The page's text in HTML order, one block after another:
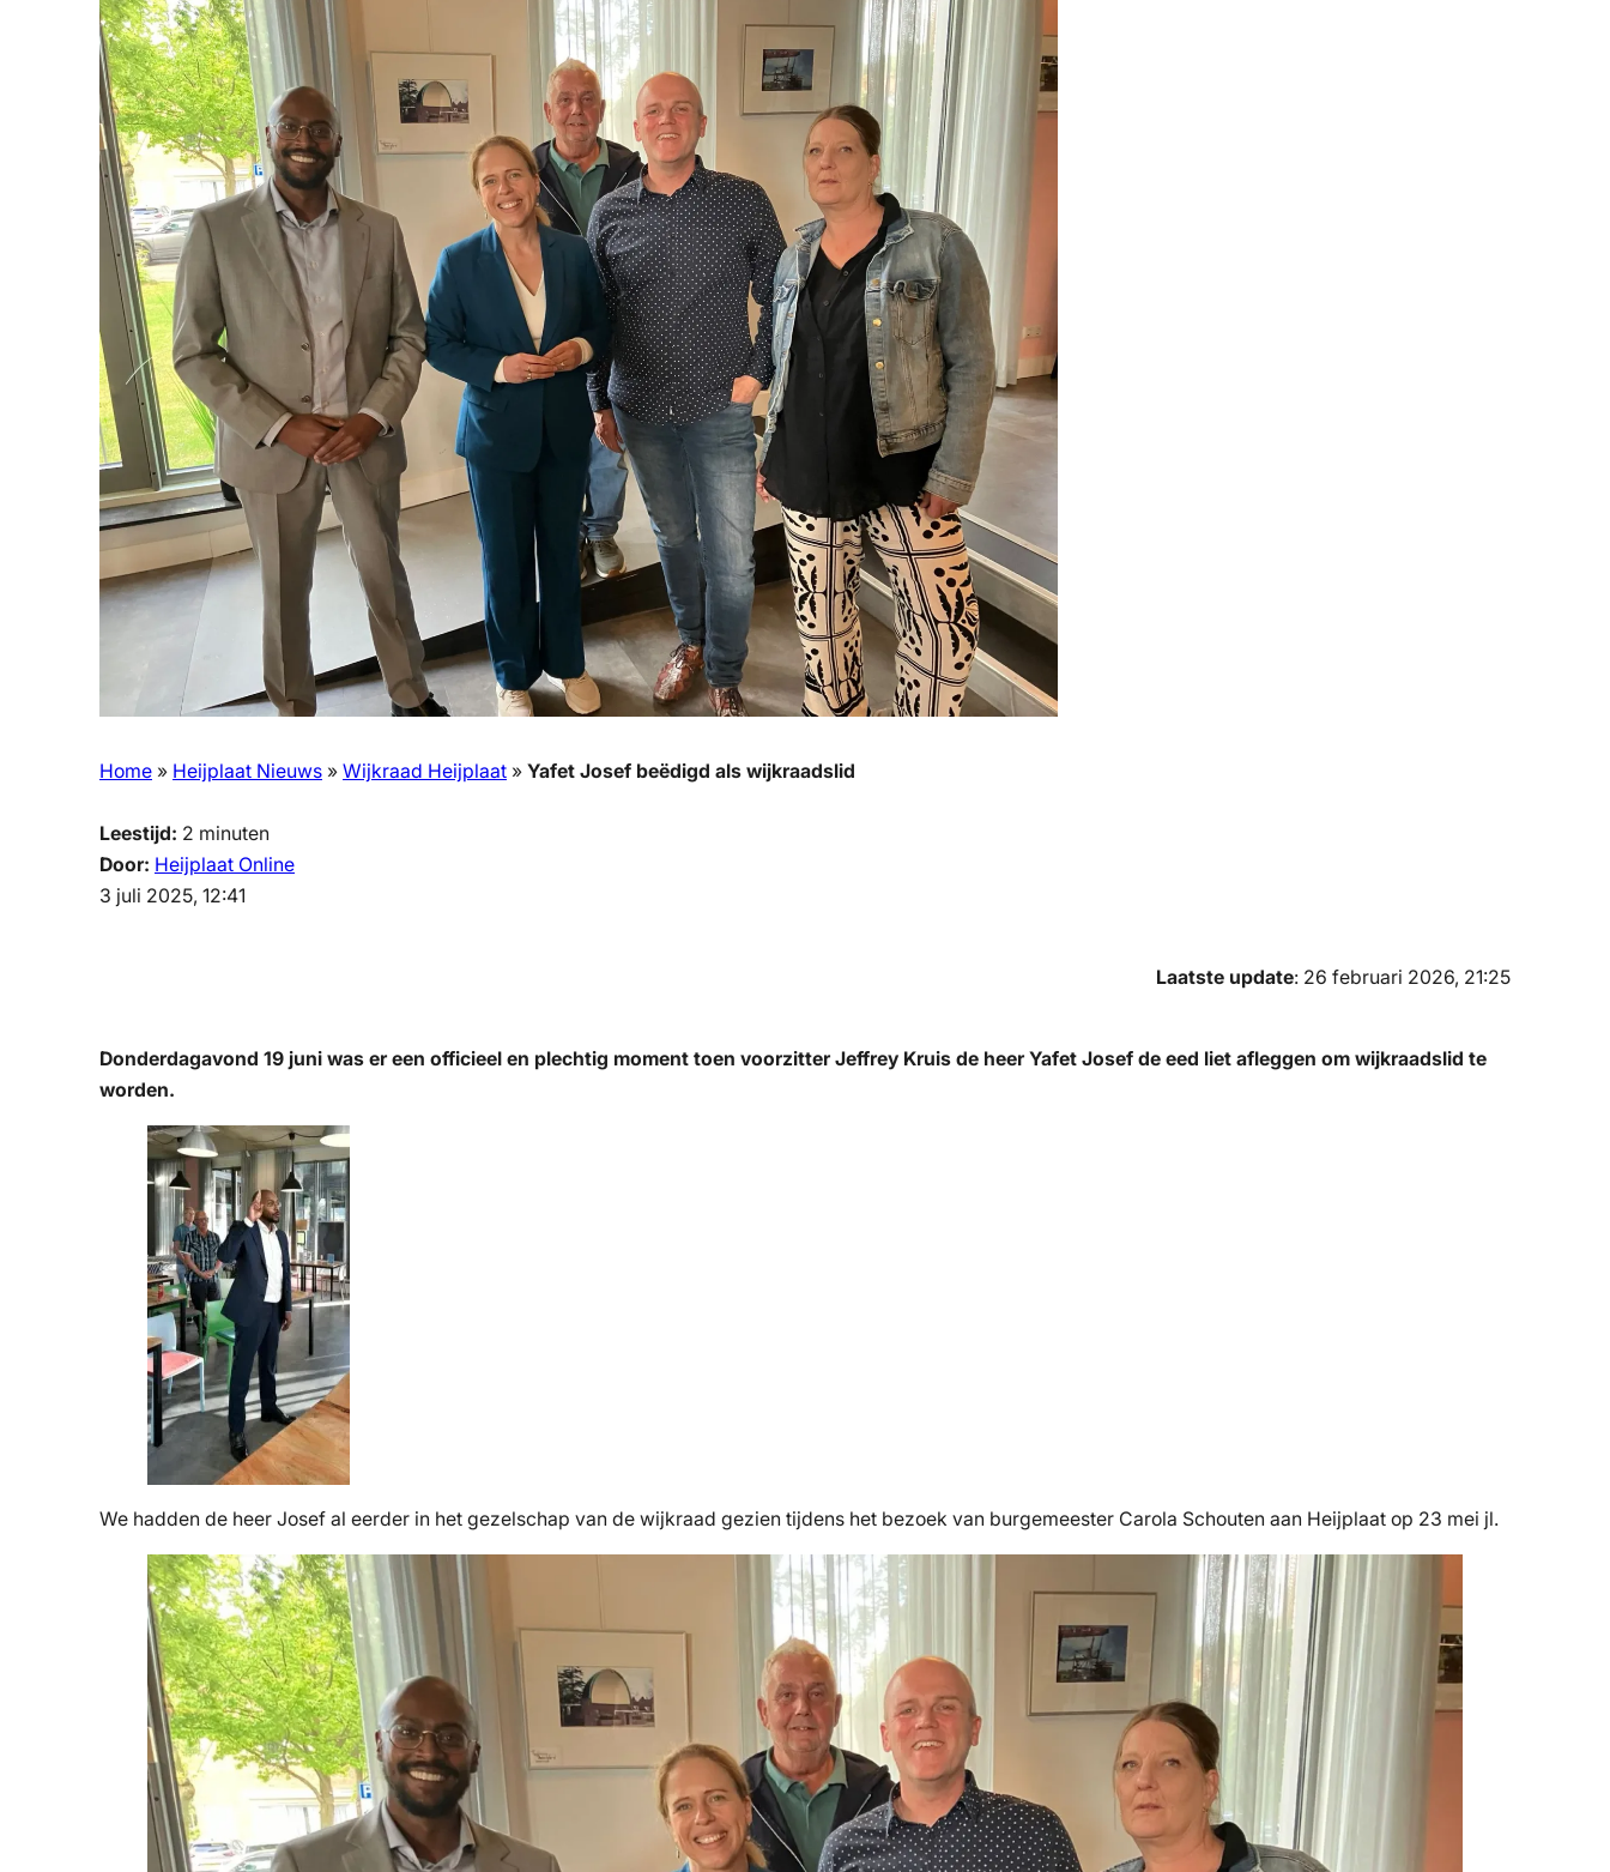
Home » Heijplaat Nieuws » Wijkraad Heijplaat » Yafet Josef beëdigd als wijkraadslid
Leestijd: 2 minuten
Door: Heijplaat Online
3 juli 2025, 12:41
Laatste update: 26 februari 2026, 21:25
Donderdagavond 19 juni was er een officieel en plechtig moment toen voorzitter Jeffrey Kruis de heer Yafet Josef de eed liet afleggen om wijkraadslid te
worden.
We hadden de heer Josef al eerder in het gezelschap van de wijkraad gezien tijdens het bezoek van burgemeester Carola Schouten aan Heijplaat op 23 mei jl.